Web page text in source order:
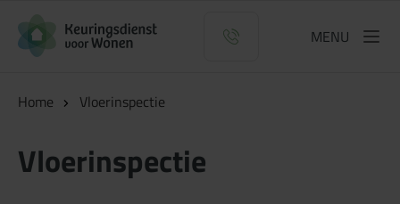
Logo Keuringsdienst voor Wonen
MENU
Home Vloerinspectie
Vloerinspectie